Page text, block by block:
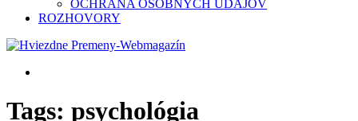
OCHRANA OSOBNÝCH ÚDAJOV
ROZHOVORY
Tags: psychológia